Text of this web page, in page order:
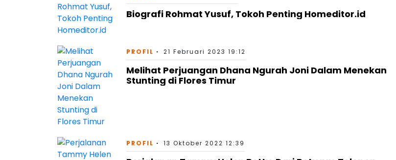
Biografi Rohmat Yusuf, Tokoh Penting Homeditor.id
PROFIL 21 Februari 2023 19:12
Melihat Perjuangan Dhana Ngurah Joni Dalam Menekan
Stunting di Flores Timur
PROFIL 13 Oktober 2022 12:39